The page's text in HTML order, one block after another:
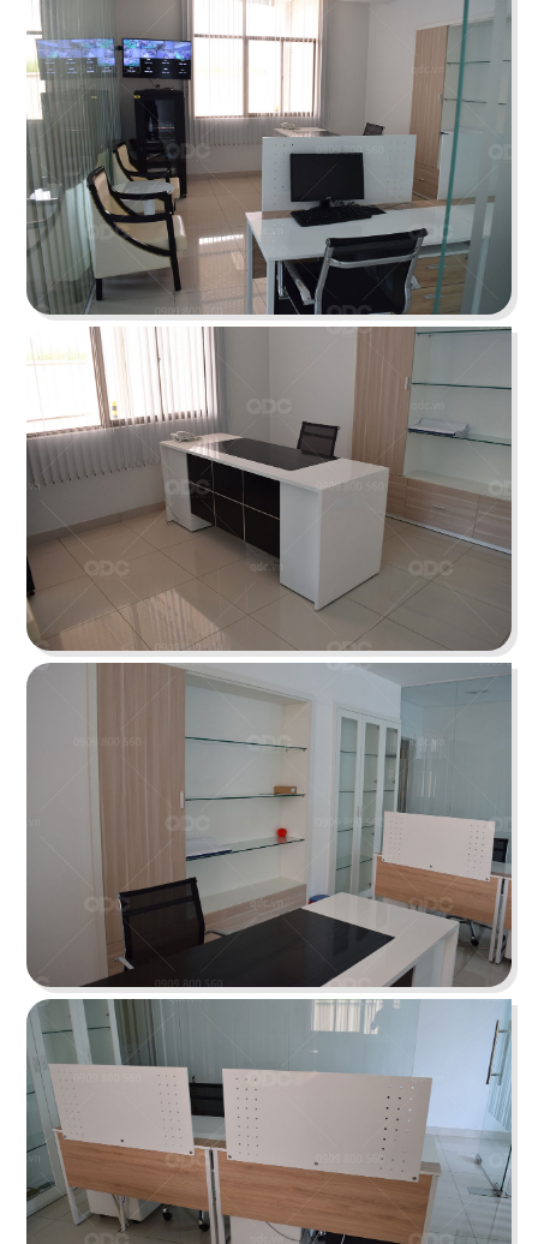
Không gian nội thất bắt kịp xu hướng theo phong
cách hiện đại lấy màu sắc thương hiệu làm chủ
Chi tiết
DEUCK
Các vị trí làm việc được bố trí chung với nhau,
mang đến không gian tràn đầy năng lượng, tạo
nguồn cảm hứng sáng tạo
Chi tiết
DENSU
Những bức tường bí bách bị loại bỏ thay bằng
vách gỗ trang trí, tạo cảm giác rộng rãi
Chi tiết